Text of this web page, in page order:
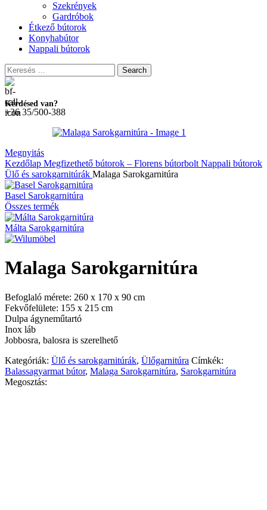
Szekrények
Gardróbok
Étkező bútorok
Konyhabútor
Nappali bútorok
Search
Kérdésed van?
+36 35/500-388
Megnyitás
Kezdőlap Megfizethető bútorok – Florens bútorbolt Nappali bútorok
Ülő és sarokgarnitúrák Malaga Sarokgarnitúra
Basel Sarokgarnitúra
Összes termék
Málta Sarokgarnitúra
Malaga Sarokgarnitúra
Befoglaló mérete: 260 x 170 x 90 cm
Fekvőfelülete: 155 x 215 cm
Dulpa ágyneműtartó
Inox láb
Jobbosra, balosra is szerelhető
Kategóriák: Ülő és sarokgarnitúrák, Ülőgarnitúra Címkék:
Balassagyarmat bútor, Malaga Sarokgarnitúra, Sarokgarnitúra
Megosztás: